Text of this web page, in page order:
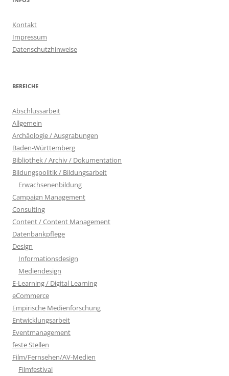
Kontakt
Impressum
Datenschutzhinweise
BEREICHE
Abschlussarbeit
Allgemein
Archäologie / Ausgrabungen
Baden-Württemberg
Bibliothek / Archiv / Dokumentation
Bildungspolitik / Bildungsarbeit
Erwachsenenbildung
Campaign Management
Consulting
Content / Content Management
Datenbankpflege
Design
Informationsdesign
Mediendesign
E-Learning / Digital Learning
eCommerce
Empirische Medienforschung
Entwicklungsarbeit
Eventmanagement
feste Stellen
Film/Fernsehen/AV-Medien
Filmfestival